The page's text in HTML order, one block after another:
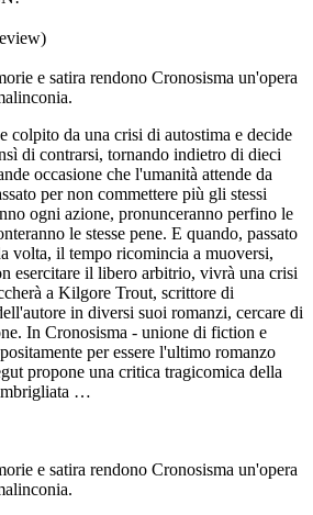
e satira rendono Cronosisma un'opera
colpito da una crisi di autostima e decide
di contrarsi, tornando indietro di dieci
occasione che l'umanità attende da
per non commettere più gli stessi
ogni azione, pronunceranno perfino le
le stesse pene. E quando, passato
volta, il tempo ricomincia a muoversi,
esercitare il libero arbitrio, vivrà una crisi
a Kilgore Trout, scrittore di
in diversi suoi romanzi, cercare di
In Cronosisma - unione di fiction e
per essere l'ultimo romanzo
propone una critica tragicomica della
…
e satira rendono Cronosisma un'opera